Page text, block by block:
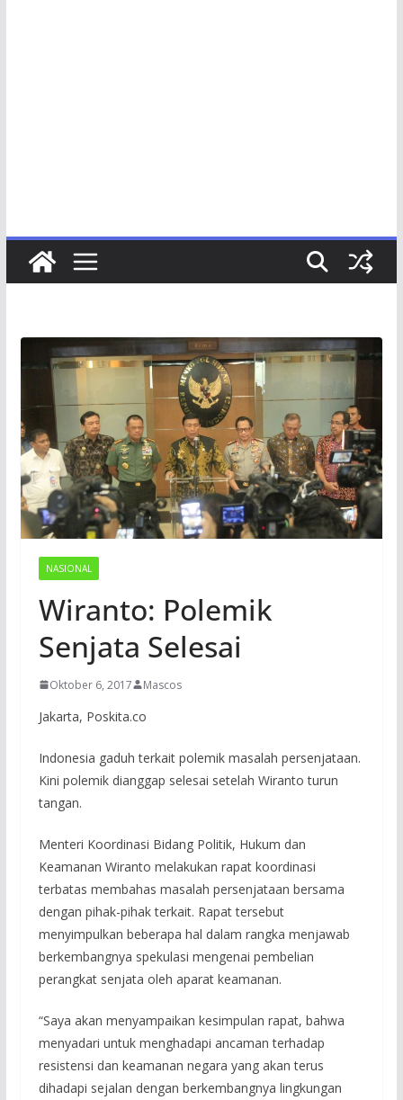
NASIONAL
Wiranto: Polemik
Senjata Selesai
Oktober 6, 2017 Mascos
Jakarta, Poskita.co
Indonesia gaduh terkait polemik masalah persenjataan.
Kini polemik dianggap selesai setelah Wiranto turun
tangan.
Menteri Koordinasi Bidang Politik, Hukum dan
Keamanan Wiranto melakukan rapat koordinasi
terbatas membahas masalah persenjataan bersama
dengan pihak-pihak terkait. Rapat tersebut
menyimpulkan beberapa hal dalam rangka menjawab
berkembangnya spekulasi mengenai pembelian
perangkat senjata oleh aparat keamanan.
“Saya akan menyampaikan kesimpulan rapat, bahwa
menyadari untuk menghadapi ancaman terhadap
resistensi dan keamanan negara yang akan terus
dihadapi sejalan dengan berkembangnya lingkungan